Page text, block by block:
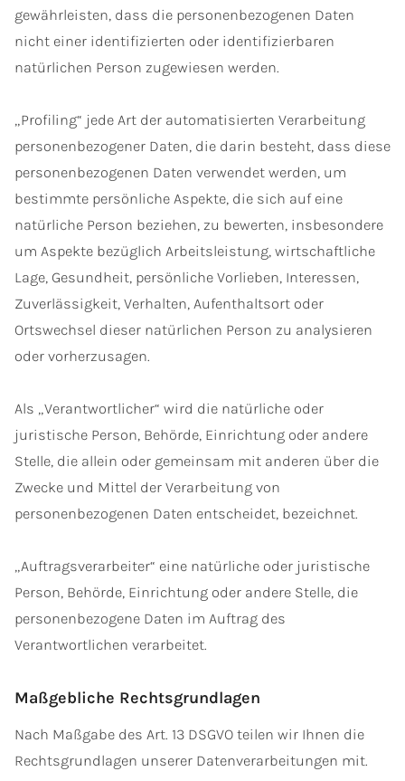
gewährleisten, dass die personenbezogenen Daten
nicht einer identifizierten oder identifizierbaren
natürlichen Person zugewiesen werden.
„Profiling“ jede Art der automatisierten Verarbeitung
personenbezogener Daten, die darin besteht, dass diese
personenbezogenen Daten verwendet werden, um
bestimmte persönliche Aspekte, die sich auf eine
natürliche Person beziehen, zu bewerten, insbesondere
um Aspekte bezüglich Arbeitsleistung, wirtschaftliche
Lage, Gesundheit, persönliche Vorlieben, Interessen,
Zuverlässigkeit, Verhalten, Aufenthaltsort oder
Ortswechsel dieser natürlichen Person zu analysieren
oder vorherzusagen.
Als „Verantwortlicher“ wird die natürliche oder
juristische Person, Behörde, Einrichtung oder andere
Stelle, die allein oder gemeinsam mit anderen über die
Zwecke und Mittel der Verarbeitung von
personenbezogenen Daten entscheidet, bezeichnet.
„Auftragsverarbeiter“ eine natürliche oder juristische
Person, Behörde, Einrichtung oder andere Stelle, die
personenbezogene Daten im Auftrag des
Verantwortlichen verarbeitet.
Maßgebliche Rechtsgrundlagen
Nach Maßgabe des Art. 13 DSGVO teilen wir Ihnen die
Rechtsgrundlagen unserer Datenverarbeitungen mit.